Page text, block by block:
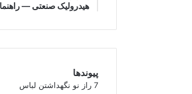
هیدرولیک صنعتی —
پیوندها
7 راز نو نگهداشتن لباس